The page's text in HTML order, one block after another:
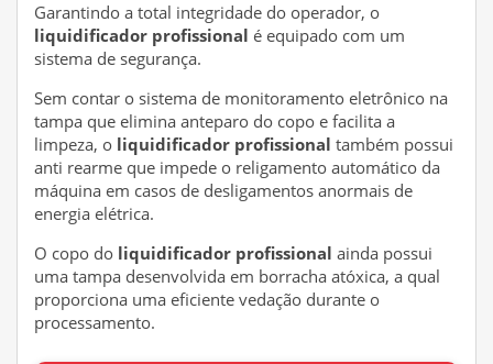
Garantindo a total integridade do operador, o
liquidificador profissional é equipado com um
sistema de segurança.
Sem contar o sistema de monitoramento eletrônico na
tampa que elimina anteparo do copo e facilita a
limpeza, o liquidificador profissional também possui
anti rearme que impede o religamento automático da
máquina em casos de desligamentos anormais de
energia elétrica.
O copo do liquidificador profissional ainda possui
uma tampa desenvolvida em borracha atóxica, a qual
proporciona uma eficiente vedação durante o
processamento.